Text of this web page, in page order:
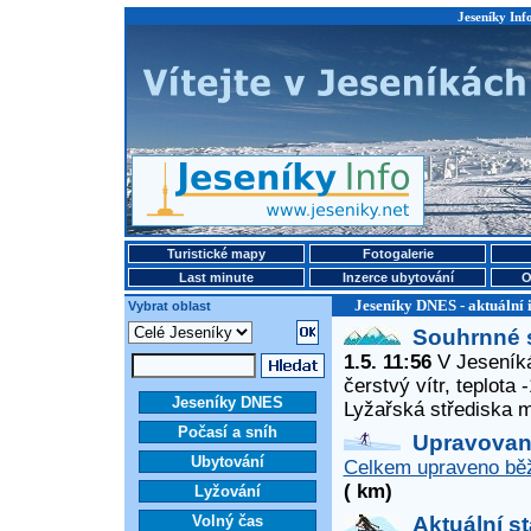
Jeseníky
Turistické mapy
Fotogalerie
Last minute
Inzerce ubytování
Vybrat oblast
Jeseníky DNES - aktuální
Jeseníky DNES
Počasí a sníh
Ubytování
Lyžování
Volný čas
Souhrnné
1.5. 11:56V
čerstvý vítr, teplota
Lyžařská střediska
Celkem upraveno
( km)
Aktuální